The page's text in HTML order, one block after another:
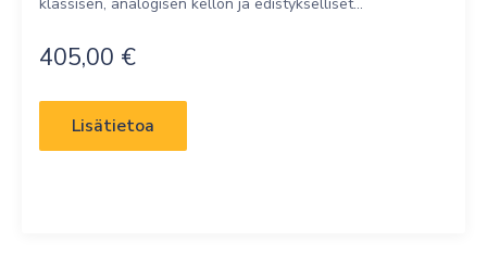
405,00 €
Lisätietoa